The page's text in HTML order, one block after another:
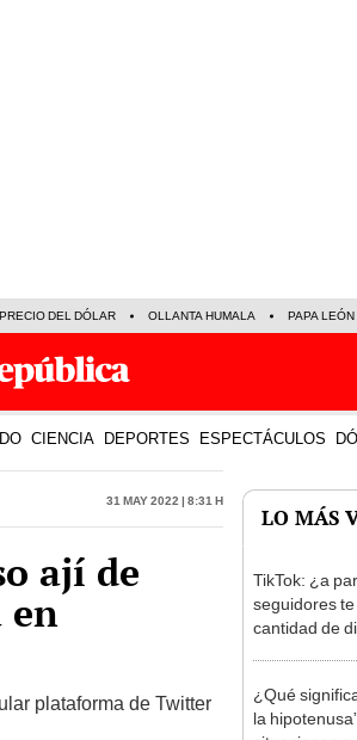
PRECIO DEL DÓLAR OLLANTA HUMALA PAPA LEÓN
CIENCIA DEPORTES ESPECTÁCULOS
31 May 2022 | 8:31 h
ají de
en
plataforma de Twitter
LO MÁS
TikTok: ¿a
seguidores
cantidad de
¿Qué
la